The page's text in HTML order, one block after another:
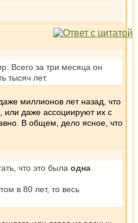
Всего за три месяца он
тысяч лет.
миллионов лет назад, что
или даже ассоциируют их с
В общем, дело ясное, что
что это была одна
в 80 лет, то весь